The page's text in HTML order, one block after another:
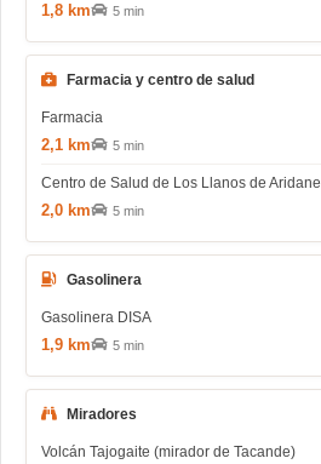
1,8 km 5 min
Farmacia y centro de salud
Farmacia
2,1 km 5 min
Centro de Salud de Los Llanos de Aridane
2,0 km 5 min
Gasolinera
Gasolinera DISA
1,9 km 5 min
Miradores
Volcán Tajogaite (mirador de Tacande)